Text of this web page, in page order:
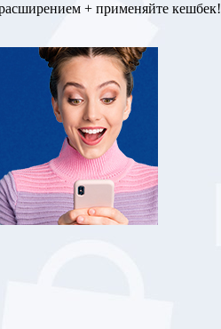
+ применяйте кешбек!